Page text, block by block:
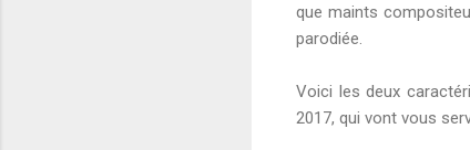
que maints
parodiée.
Voici les deux
2017, qui vont vous